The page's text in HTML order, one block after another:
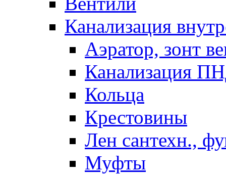
Канализация
Аэратор, зонт
Канализация
Кольца
Крестовины
Лен сантехн.,
Муфты